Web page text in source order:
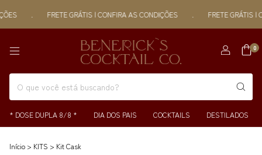
FRETE GRÁTIS | CONFIRA AS CONDIÇÕES FRETE GRÁTIS |
0
* DOSE DUPLA 8/8 * DIA DOS PAIS COCKTAILS DESTILADOS
Início > KITS > Kit Cask